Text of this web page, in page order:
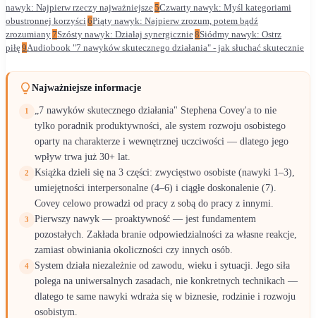
nawyk: Najpierw rzeczy najważniejsze5Czwarty nawyk: Myśl kategoriami
obustronnej korzyści 6Piąty nawyk: Najpierw zrozum, potem bądź
zrozumiany7Szósty nawyk: Działaj synergicznie8Siódmy nawyk: Ostrz
piłę9Audiobook "7 nawyków skutecznego działania" - jak słuchać skutecznie
Najważniejsze informacje
1
„7 nawyków skutecznego działania" Stephena Covey'a to nie
tylko poradnik produktywności, ale system rozwoju osobistego
oparty na charakterze i wewnętrznej uczciwości — dlatego jego
wpływ trwa już 30+ lat.
2
Książka dzieli się na 3 części: zwycięstwo osobiste (nawyki 1–3),
umiejętności interpersonalne (4–6) i ciągłe doskonalenie (7).
Covey celowo prowadzi od pracy z sobą do pracy z innymi.
3
Pierwszy nawyk — proaktywność — jest fundamentem
pozostałych. Zakłada branie odpowiedzialności za własne reakcje,
zamiast obwiniania okoliczności czy innych osób.
4
System działa niezależnie od zawodu, wieku i sytuacji. Jego siła
polega na uniwersalnych zasadach, nie konkretnych technikach —
dlatego te same nawyki wdraża się w biznesie, rodzinie i rozwoju
osobistym.